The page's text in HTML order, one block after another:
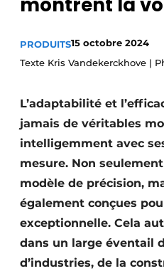
Podcasts
Privacy / Cookie
S’inscrire
Video’s
PRODUITS15 octobre 2024
Texte Kris Vandekerckhove |
L’adaptabilité et
jamais de véritables
intelligemment avec
mesure. Non
modèle de précision,
également conçues
exceptionnelle. Cela
dans un large éventail
d’industries, de la